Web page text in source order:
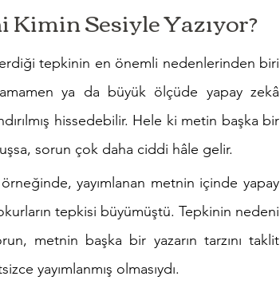
Sesiyle Yazıyor?
tepkinin en önemli nedenlerinden biri
ya da büyük ölçüde yapay zekâ
hissedebilir. Hele ki metin başka bir
sorun çok daha ciddi hâle gelir.
yayımlanan metnin içinde yapay
tepkisi büyümüştü. Tepkinin nedeni
metnin başka bir yazarın tarzını taklit
yayımlanmış olmasıydı.